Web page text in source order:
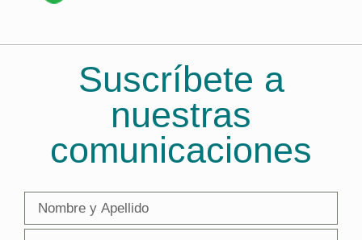
Suscríbete a
nuestras
comunicaciones